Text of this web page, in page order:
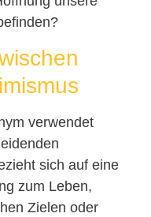
verwendet
sich auf eine
zum Leben,
Zielen oder